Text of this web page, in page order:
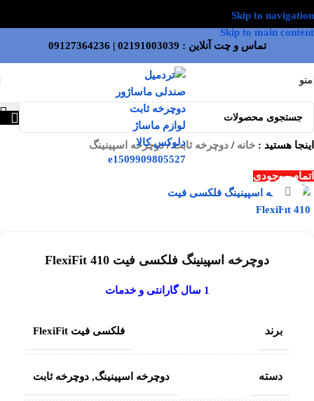
Skip to navigation
Skip to main content
تماس و چت آنلاین : 02191003039
|
09127364236
منو
اینجا هستید : خانه / دوچرخه ثابت/دوچرخه اسپینینگ
اتمام موجودی
بزرگنمایی تصویر
دوچرخه اسپینینگ فلکسی فیت FlexiFit 410
1 سال گارانتی و خدمات
برند فلکسی فیت FlexiFit
دسته دوچرخه اسپینینگ, دوچرخه ثابت